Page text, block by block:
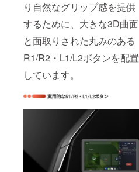
り自然なグリップ感を提供
するために、大きな3D曲面
と面取りされた丸みのある
R1/R2・L1/L2ボタンを配置
しています。